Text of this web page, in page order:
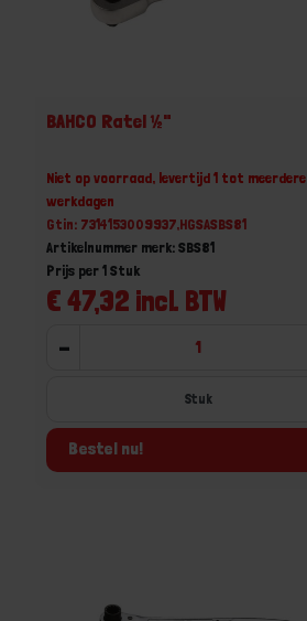
BAHCO Ratel ½"
Niet op voorraad, levertijd 1 tot meerdere
werkdagen
Gtin: 7314153009937,HGSASBS81
Artikelnummer merk: SBS81
€ 47,32 incl. BTW
Prijs per 1 Stuk
-
Stuk
Bestel nu!